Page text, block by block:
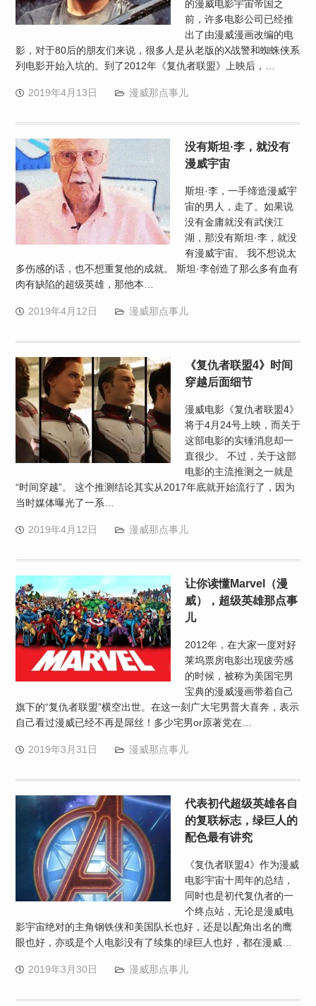
的漫威电影宇宙帝国之
前，许多电影公司已经推
出了由漫威漫画改编的电
影，对于80后的朋友们来说，很多人是从老版的X战警和蜘蛛侠系
列电影开始入坑的。到了2012年《复仇者联盟》上映后，…
2019年4月13日 漫威那点事儿
没有斯坦·李，就没有
漫威宇宙
斯坦·李，一手缔造漫威宇
宙的男人，走了。如果说
没有金庸就没有武侠江
湖，那没有斯坦·李，就没
有漫威宇宙。 我不想说太
多伤感的话，也不想重复他的成就。 斯坦·李创造了那么多有血有
肉有缺陷的超级英雄，那他本…
2019年4月12日 漫威那点事儿
《复仇者联盟4》时间
穿越后面细节
漫威电影《复仇者联盟4》
将于4月24号上映，而关于
这部电影的实锤消息却一
直很少。 不过，关于这部
电影的主流推测之一就是
“时间穿越”。 这个推测结论其实从2017年底就开始流行了，因为
当时媒体曝光了一系…
2019年4月12日 漫威那点事儿
让你读懂Marvel（漫
威），超级英雄那点事
儿
2012年，在大家一度对好
莱坞票房电影出现疲劳感
的时候，被称为美国宅男
宝典的漫威漫画带着自己
旗下的“复仇者联盟”横空出世。在这一刻广大宅男普大喜奔，表示
自己看过漫威已经不再是屌丝！多少宅男or原著党在…
2019年3月31日 漫威那点事儿
代表初代超级英雄各自
的复联标志，绿巨人的
配色最有讲究
《复仇者联盟4》作为漫威
电影宇宙十周年的总结，
同时也是初代复仇者的一
个终点站，无论是漫威电
影宇宙绝对的主角钢铁侠和美国队长也好，还是以配角出名的鹰
眼也好，亦或是个人电影没有了续集的绿巨人也好，都在漫威…
2019年3月30日 漫威那点事儿